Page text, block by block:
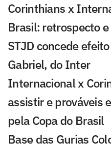
Corinthians x
Brasil: retrospecto
STJD concede
Gabriel, do Inter
Internacional x
assistir e prováveis
pela Copa do Brasil
Base das Gurias